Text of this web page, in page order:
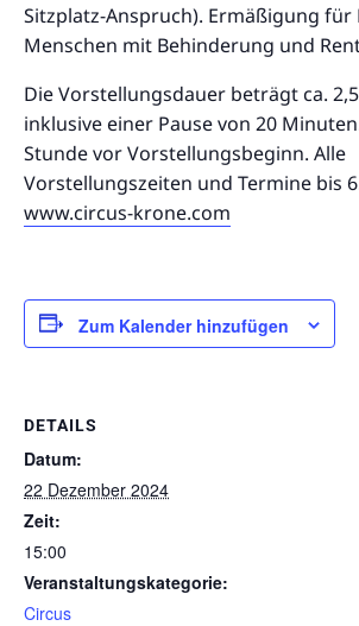
Sitzplatz-Anspruch). Ermäßigung für
Menschen mit Behinderung und
Die Vorstellungsdauer beträgt ca.
inklusive einer Pause von 20
Stunde vor Vorstellungsbeginn. Alle
Vorstellungszeiten und Termine bis
www.circus-krone.com
Zum Kalender hinzufügen
DETAILS
Datum:
22 Dezember 2024
Zeit:
15:00
Veranstaltungskategorie:
Circus